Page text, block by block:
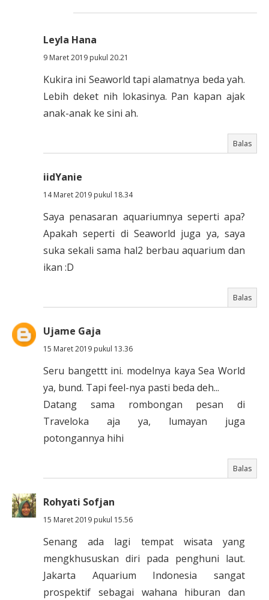
Leyla Hana
9 Maret 2019 pukul 20.21
Kukira ini Seaworld tapi alamatnya beda yah.
Lebih deket nih lokasinya. Pan kapan ajak
anak-anak ke sini ah.
Balas
iidYanie
14 Maret 2019 pukul 18.34
Saya penasaran aquariumnya seperti apa?
Apakah seperti di Seaworld juga ya, saya
suka sekali sama hal2 berbau aquarium dan
ikan :D
Balas
Ujame Gaja
15 Maret 2019 pukul 13.36
Seru bangettt ini. modelnya kaya Sea World
ya, bund. Tapi feel-nya pasti beda deh...
Datang sama rombongan pesan di
Traveloka aja ya, lumayan juga
potongannya hihi
Balas
Rohyati Sofjan
15 Maret 2019 pukul 15.56
Senang ada lagi tempat wisata yang
mengkhususkan diri pada penghuni laut.
Jakarta Aquarium Indonesia sangat
prospektif sebagai wahana hiburan dan